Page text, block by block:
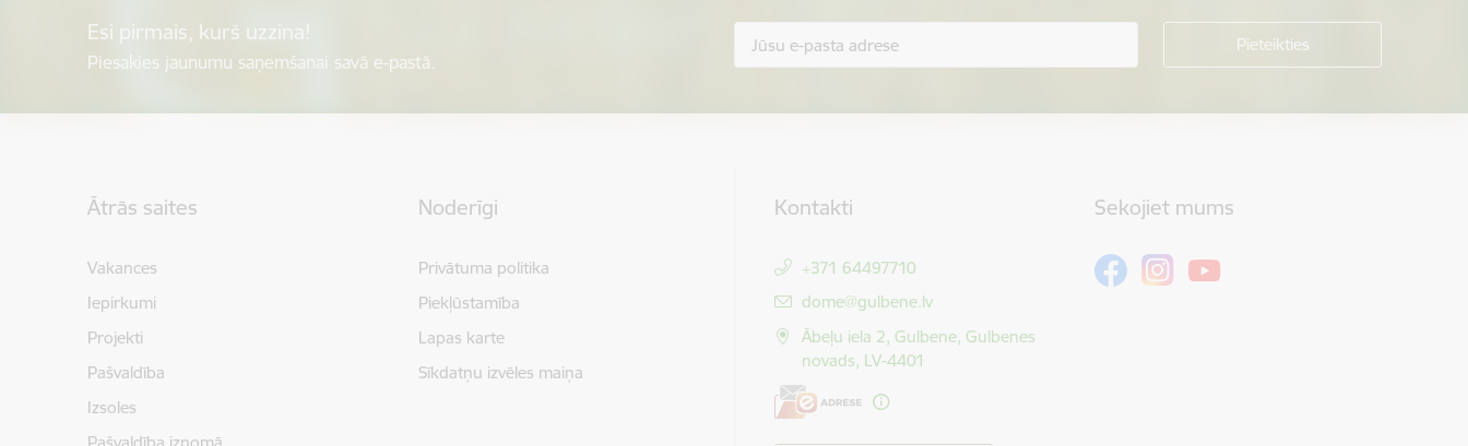
Esi pirmais, kurš uzzina!
Piesakies jaunumu saņemšanai savā e-pastā.
Ātrās saites
Vakances
Iepirkumi
Projekti
Pašvaldība
Izsoles
Noderīgi
Privātuma politika
Piekļūstamība
Lapas karte
Sīkdatņu izvēles maiņa
Kontakti
+371 64497710
E-pasts:
dome@gulbene.lv
Ābeļu iela 2, Gulbene, Gulbenes
novads, LV-4401
Sekojiet mums